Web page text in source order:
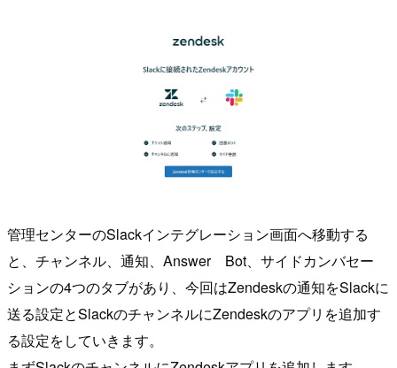
管理センターのSlackインテグレーション画面へ移動する
と、チャンネル、通知、Answer Bot、サイドカンバセー
ションの4つのタブがあり、今回はZendeskの通知をSlackに
送る設定とSlackのチャンネルにZendeskのアプリを追加す
る設定をしていきます。